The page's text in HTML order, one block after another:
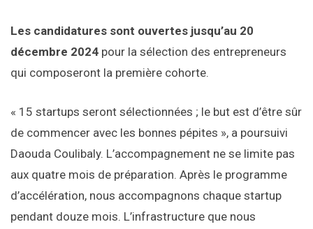
Les candidatures sont ouvertes jusqu’au 20
décembre 2024 pour la sélection des entrepreneurs
qui composeront la première cohorte.
« 15 startups seront sélectionnées ; le but est d’être sûr
de commencer avec les bonnes pépites », a poursuivi
Daouda Coulibaly. L’accompagnement ne se limite pas
aux quatre mois de préparation. Après le programme
d’accélération, nous accompagnons chaque startup
pendant douze mois. L’infrastructure que nous